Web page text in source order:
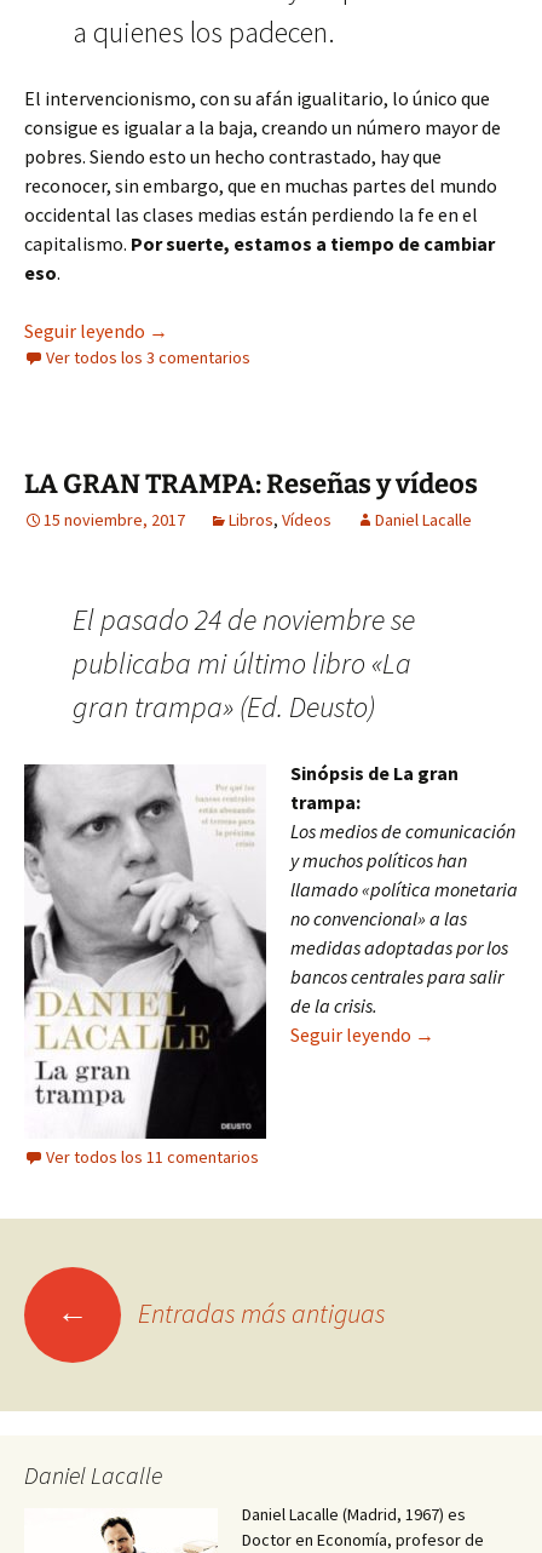
a quienes los padecen.
El intervencionismo, con su afán igualitario, lo único que
consigue es igualar a la baja, creando un número mayor de
pobres. Siendo esto un hecho contrastado, hay que
reconocer, sin embargo, que en muchas partes del mundo
occidental las clases medias están perdiendo la fe en el
capitalismo. Por suerte, estamos a tiempo de cambiar
eso.
Seguir leyendo Libertad o igualdad
→
Ver todos los 3 comentarios
LA GRAN TRAMPA: Reseñas y vídeos
15 noviembre, 2017 Libros, Vídeos Daniel Lacalle
El pasado 24 de noviembre se
publicaba mi último libro «La
gran trampa» (Ed. Deusto)
Sinópsis de La gran
trampa:
Los medios de comunicación
y muchos políticos han
llamado «política monetaria
no convencional» a las
medidas adoptadas por los
bancos centrales para salir
de la crisis.
Seguir leyendo LA GRAN
→
Ver todos los 11 comentarios
Ir
← Entradas más antiguas
Daniel Lacalle
Daniel Lacalle (Madrid, 1967) es
Doctor en Economía, profesor de